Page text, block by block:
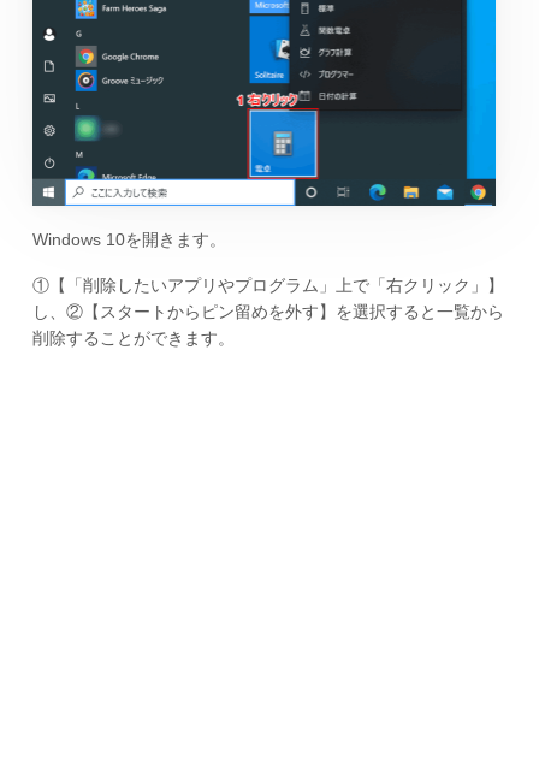
Windows 10を開きます。
①【「削除したいアプリやプログラム」上で「右クリック」】
し、②【スタートからピン留めを外す】を選択すると一覧から
削除することができます。